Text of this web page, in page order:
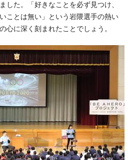
した。「好きなことを必ず見つけ、
ことは無い」という岩隈選手の熱い
心に深く刻まれたことでしょう。